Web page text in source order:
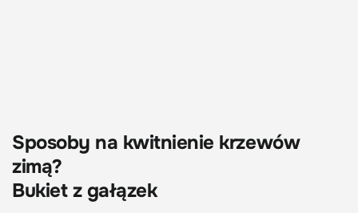
Sposoby na kwitnienie krzewów
zimą?
Bukiet z gałązek